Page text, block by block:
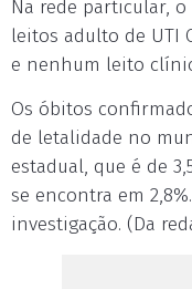
Na rede particular,
leitos adulto de UTI
e nenhum leito
Os óbitos
de letalidade no
estadual, que é de
se encontra em
investigação. (Da